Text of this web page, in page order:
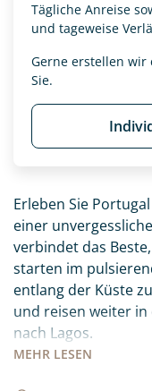
Tägliche Anreise
und tageweise
Gerne erstellen wir
Sie.
MEHR LESEN
Erleben Sie
einer
verbindet das
starten im
entlang der Küste
und reisen weiter
nach Lagos.